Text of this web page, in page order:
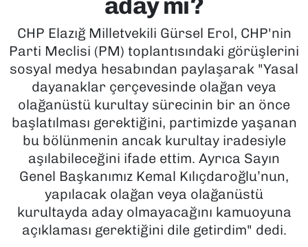
CHP Elazığ Milletvekili Gürsel Erol, CHP'nin
Parti Meclisi (PM) toplantısındaki görüşlerini
sosyal medya hesabından paylaşarak "Yasal
dayanaklar çerçevesinde olağan veya
olağanüstü kurultay sürecinin bir an önce
başlatılması gerektiğini, partimizde yaşanan
bu bölünmenin ancak kurultay iradesiyle
aşılabileceğini ifade ettim. Ayrıca Sayın
Genel Başkanımız Kemal Kılıçdaroğlu’nun,
yapılacak olağan veya olağanüstü
kurultayda aday olmayacağını kamuoyuna
açıklaması gerektiğini dile getirdim" dedi.
KÜLTÜR SANAT
MAGAZİN
POLİTİKA
SAĞLIK
SPOR
TEKNOLOJİ
YAŞAM
Son Dakika Haberleri
Haber Arşivi